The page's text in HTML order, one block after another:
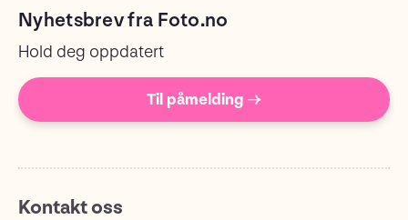
Nyhetsbrev fra Foto.no
Hold deg oppdatert
Til påmelding →
Kontakt oss